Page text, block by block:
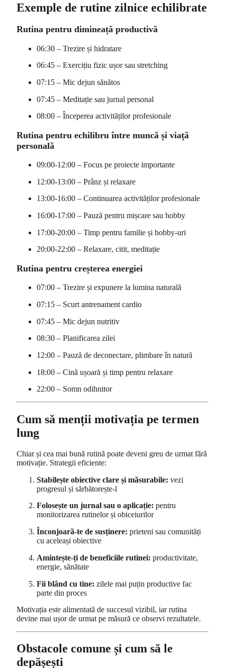
Exemple de rutine zilnice echilibrate
Rutina pentru dimineață productivă
06:30 – Trezire și hidratare
06:45 – Exercițiu fizic ușor sau stretching
07:15 – Mic dejun sănătos
07:45 – Meditație sau jurnal personal
08:00 – Începerea activităților profesionale
Rutina pentru echilibru între muncă și viață
personală
09:00-12:00 – Focus pe proiecte importante
12:00-13:00 – Prânz și relaxare
13:00-16:00 – Continuarea activităților profesionale
16:00-17:00 – Pauză pentru mișcare sau hobby
17:00-20:00 – Timp pentru familie și hobby-uri
20:00-22:00 – Relaxare, citit, meditație
Rutina pentru creșterea energiei
07:00 – Trezire și expunere la lumina naturală
07:15 – Scurt antrenament cardio
07:45 – Mic dejun nutritiv
08:30 – Planificarea zilei
12:00 – Pauză de deconectare, plimbare în natură
18:00 – Cină ușoară și timp pentru relaxare
22:00 – Somn odihnitor
Cum să menții motivația pe termen
lung
Chiar și cea mai bună rutină poate deveni greu de urmat fără
motivație. Strategii eficiente:
Stabilește obiective clare și măsurabile: vezi
progresul și sărbătorește-l
Folosește un jurnal sau o aplicație: pentru
monitorizarea rutinelor și obiceiurilor
Înconjoară-te de susținere: prieteni sau comunități
cu aceleași obiective
Amintește-ți de beneficiile rutinei: productivitate,
energie, sănătate
Fii blând cu tine: zilele mai puțin productive fac
parte din proces
Motivația este alimentată de succesul vizibil, iar rutina
devine mai ușor de urmat pe măsură ce observi rezultatele.
Obstacole comune și cum să le
depășești